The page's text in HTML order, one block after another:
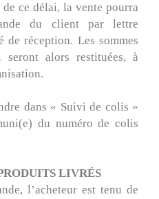
ce délai, la vente pourra
du client par lettre
de réception. Les sommes
alors restituées, à
dans « Suivi de colis »
du numéro de colis
LIVRÉS
l’acheteur est tenu de